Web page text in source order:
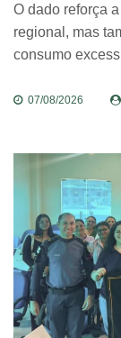
O dado reforça
regional, mas
consumo
07/08/2026